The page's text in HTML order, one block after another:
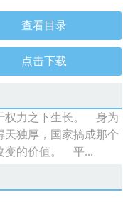
查看目录
点击下载
权力之下生长。 身为
天独厚，国家搞成那个
变的价值。 平...